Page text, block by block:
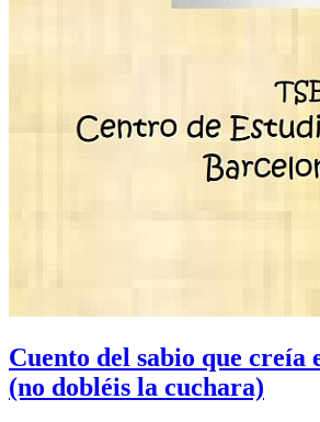
Cuento del sabio que creía
(no dobléis la cuchara)